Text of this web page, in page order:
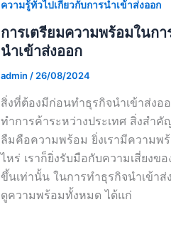
ความรู้ทั่วไปเกี่ยวกับการนำเข้าส่งออก
การเตรียมความพร้อมในกา
นำเข้าส่งออก
admin/26/08/2024
สิ่งที่ต้องมีก่อนทำธุรกิจนำเข้าส่งอ
ทำการค้าระหว่างประเทศ สิ่งสำคั
ลืมคือความพร้อม ยิ่งเรามีความพ
ไหร่ เราก็ยิ่งรับมือกับความเสี่ยงข
ขึ้นเท่านั้น ในการทำธุรกิจนำเข้า
ดูความพร้อมทั้งหมด ได้แก่